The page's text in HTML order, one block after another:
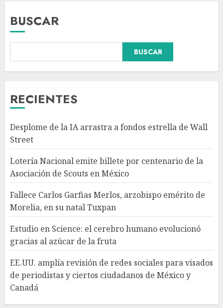
BUSCAR
BUSCAR
RECIENTES
Desplome de la IA arrastra a fondos estrella de Wall
Street
Lotería Nacional emite billete por centenario de la
Asociación de Scouts en México
Fallece Carlos Garfias Merlos, arzobispo emérito de
Morelia, en su natal Tuxpan
Estudio en Science: el cerebro humano evolucionó
gracias al azúcar de la fruta
EE.UU. amplía revisión de redes sociales para visados
de periodistas y ciertos ciudadanos de México y
Canadá
3
Fallece Carlos Garfias Merlos,
arzobispo emérito de Morelia,
4
humano evolucionó gracias al
azúcar de la fruta
AGOSTO 7, 2026
EE.UU. amplía revisión de
periodistas y ciertos
ciudadanos de México y
Canadá
AGOSTO 7, 2026